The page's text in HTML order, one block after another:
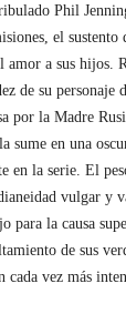
Phil
el sustento
a sus hijos.
de su personaje
por la Madre
sume en una
en la serie. El
vulgar y
para la causa
de sus
vez más